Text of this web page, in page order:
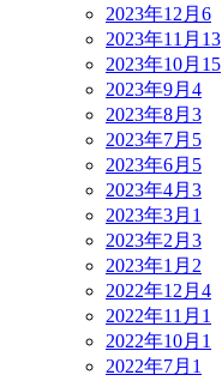
2023年12月 6
2023年11月 13
2023年10月 15
2023年9月 4
2023年8月 3
2023年7月 5
2023年6月 5
2023年4月 3
2023年3月 1
2023年2月 3
2023年1月 2
2022年12月 4
2022年11月 1
2022年10月 1
2022年7月 1